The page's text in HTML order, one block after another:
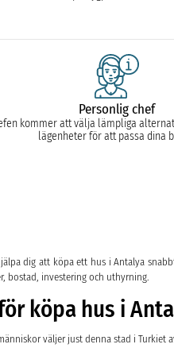
Personlig chef
kommer att välja lämpliga
lägenheter för att passa dina
dig att köpa ett hus i Antalya
bostad, investering och uthyrning.
köpa hus i
väljer just denna stad i Turkiet